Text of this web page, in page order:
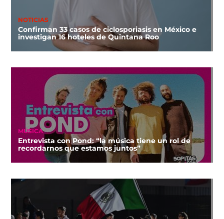
NOTICIAS
Confirman 33 casos de ciclosporiasis en México e
investigan 16 hoteles de Quintana Roo
MÚSICA
Entrevista con Pond: “la música tiene un rol de
recordarnos que estamos juntos”